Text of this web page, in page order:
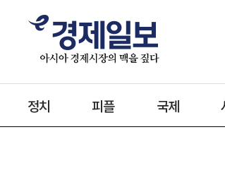
정치 피플 국제